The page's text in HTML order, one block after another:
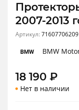
2007-2013
Артикул:71607706209
BMW
18 190 ₽
Нет в наличии